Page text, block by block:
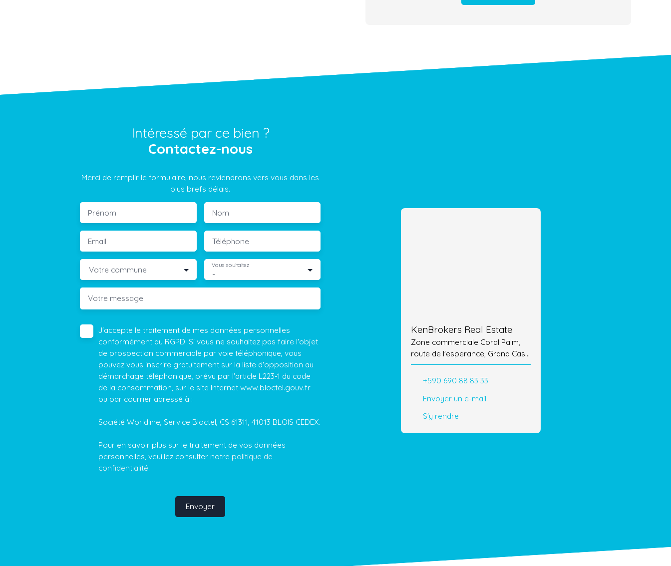
Intéressé par ce bien ?
Contactez-nous
Merci de remplir le formulaire, nous reviendrons vers vous dans les
plus brefs délais.
Prénom Nom
Email Téléphone
Votre commune -
Vous souhaitez
Votre message
J'accepte le traitement de mes données personnelles
conformément au RGPD. Si vous ne souhaitez pas faire l'objet
de prospection commerciale par voie téléphonique, vous
pouvez vous inscrire gratuitement sur la liste d'opposition au
démarchage téléphonique, prévu par l'article L223-1 du code
de la consommation, sur le site Internet www.bloctel.gouv.fr
ou par courrier adressé à :
Société Worldline, Service Bloctel, CS 61311, 41013 BLOIS CEDEX.
Pour en savoir plus sur le traitement de vos données
personnelles, veuillez consulter notre politique de
confidentialité.
Envoyer
KenBrokers Real Estate
Zone commerciale Coral Palm,
route de l'esperance, Grand Case
Saint-Martin
+590 690 88 83 33
Envoyer un e-mail
S'y rendre